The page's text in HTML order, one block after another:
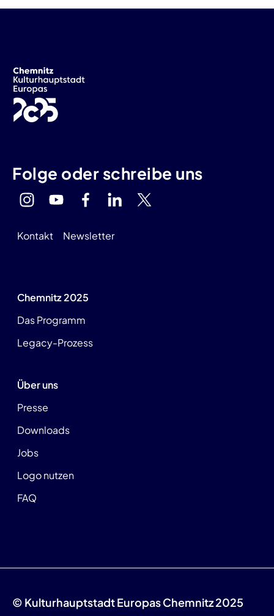
Folge oder schreibe uns
Kontakt Newsletter
Chemnitz 2025
Das Programm
Legacy-Prozess
Über uns
Presse
Downloads
Jobs
Logo nutzen
FAQ
© Kulturhauptstadt Europas Chemnitz 2025